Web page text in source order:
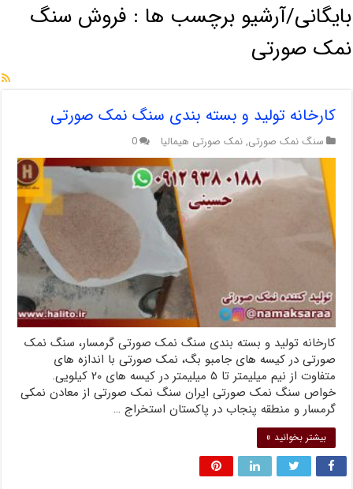
بایگانی/آرشیو برچسب ها : فروش سنگ
نمک صورتی
کارخانه تولید و بسته بندی سنگ نمک صورتی
سنگ نمک صورتی, نمک صورتی هیمالیا 0
کارخانه تولید و بسته بندی سنگ نمک صورتی گرمسار، سنگ نمک
صورتی در کیسه های جامبو بگ، نمک صورتی با اندازه های
متفاوت از نیم میلیمتر تا ۵ میلیمتر در کیسه های ۲۰ کیلویی.
خواص سنگ نمک صورتی ایران سنگ نمک صورتی از معادن نمکی
گرمسار و منطقه پنجاب در پاکستان استخراج …
بیشتر بخوانید »